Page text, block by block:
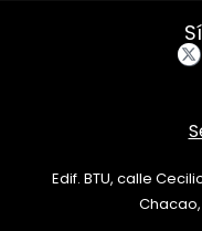
Edif. BTU, calle